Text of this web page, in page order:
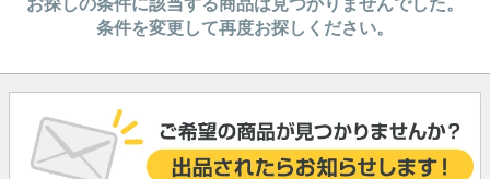
条件を変更して再度お探しください。